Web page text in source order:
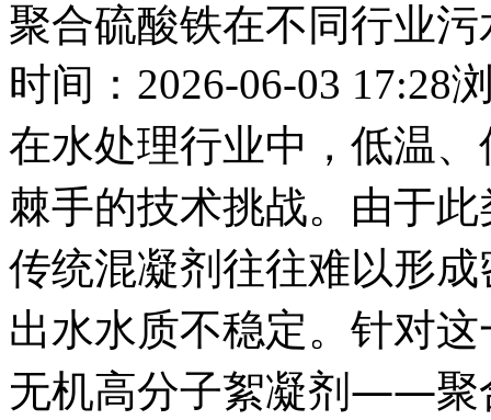
聚合硫酸铁在不同行业
时间：2026-06-03 17:28
在水处理行业中，低温
棘手的技术挑战。由于
传统混凝剂往往难以形
出水水质不稳定。针对
无机高分子絮凝剂——聚